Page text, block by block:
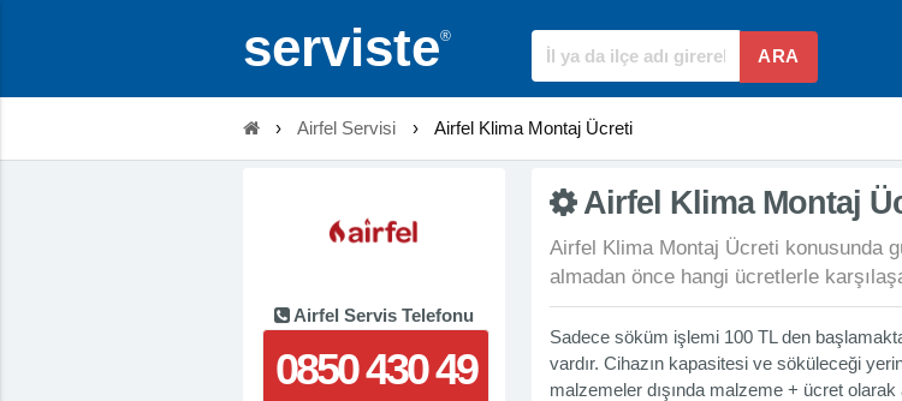
serviste®
ARA
› Airfel Servisi › Airfel Klima Montaj Ücreti
Airfel Servis Telefonu
0850 430 49
Airfel Klima Montaj
Airfel Klima Montaj Ücreti konusunda
almadan önce hangi ücretlerle
Sadece söküm işlemi 100 TL den
vardır. Cihazın kapasitesi ve söküleceği
malzemeler dışında malzeme + ücret olarak